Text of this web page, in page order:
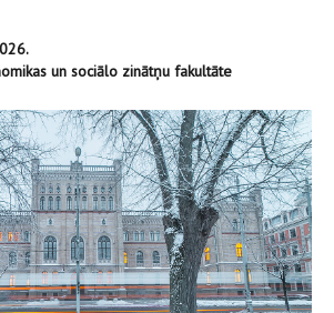
un sociālo zinātņu fakultāte